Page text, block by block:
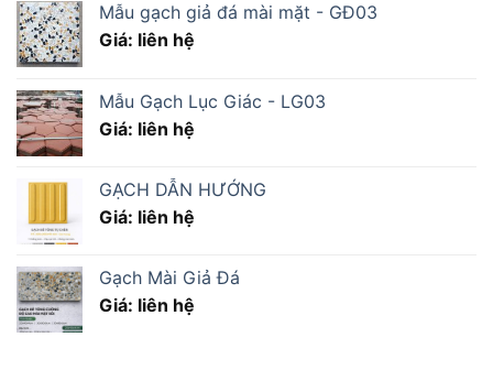
Mẫu gạch giả đá mài mặt - GĐ03
Giá: liên hệ
Mẫu Gạch Lục Giác - LG03
Giá: liên hệ
GẠCH DẪN HƯỚNG
Giá: liên hệ
Gạch Mài Giả Đá
Giá: liên hệ